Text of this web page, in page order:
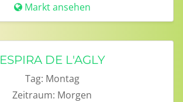
Markt ansehen
ESPIRA DE L'AGLY
Tag: Montag
Zeitraum: Morgen